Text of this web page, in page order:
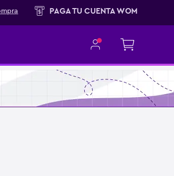
PAGA TU CUENTA WOM